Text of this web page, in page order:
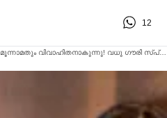
12
ആമിര്‍ ഖാൻ മൂന്നാമതും വിവാഹിതനാകുന്നു! വധു ഗൗരി സ്പ്രാറ്റ്